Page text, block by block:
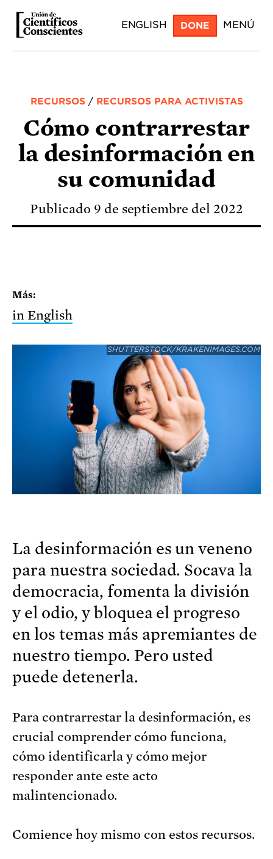
Skip
main
ENGLISH DONE MENÚ
RECURSOS/ RECURSOS PARA ACTIVISTAS
Cómo contrarrestar
la desinformación en
su comunidad
Publicado 9 de septiembre del 2022
Más:
in English
SHUTTERSTOCK/KRAKENIMAGES.COM
La desinformación es un veneno
para nuestra sociedad. Socava la
democracia, fomenta la división
y el odio, y bloquea el progreso
en los temas más apremiantes de
nuestro tiempo. Pero usted
puede detenerla.
Para contrarrestar la desinformación, es
crucial comprender cómo funciona,
cómo identificarla y cómo mejor
responder ante este acto
malintencionado.
Comience hoy mismo con estos recursos.